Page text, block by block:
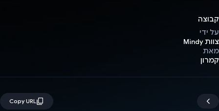
קבוצה
על ידי
צוות Mindy
מאת
קמרון